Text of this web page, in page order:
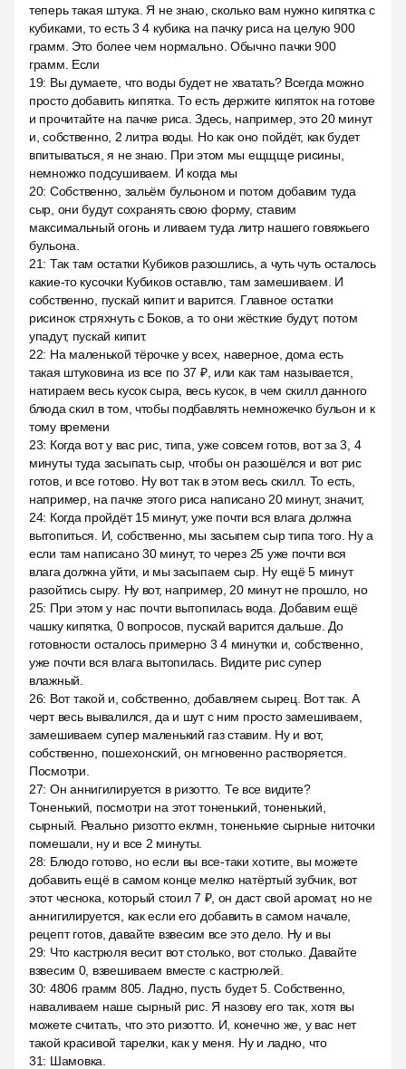
теперь такая штука. Я не знаю, сколько вам нужно кипятка с
кубиками, то есть 3 4 кубика на пачку риса на целую 900
грамм. Это более чем нормально. Обычно пачки 900
грамм. Если
19: Вы думаете, что воды будет не хватать? Всегда можно
просто добавить кипятка. То есть держите кипяток на готове
и прочитайте на пачке риса. Здесь, например, это 20 минут
и, собственно, 2 литра воды. Но как оно пойдёт, как будет
впитываться, я не знаю. При этом мы ещщще рисины,
немножко подсушиваем. И когда мы
20: Собственно, зальём бульоном и потом добавим туда
сыр, они будут сохранять свою форму, ставим
максимальный огонь и ливаем туда литр нашего говяжьего
бульона.
21: Так там остатки Кубиков разошлись, а чуть чуть осталось
какие-то кусочки Кубиков оставлю, там замешиваем. И
собственно, пускай кипит и варится. Главное остатки
рисинок стряхнуть с Боков, а то они жёсткие будут, потом
упадут, пускай кипит.
22: На маленькой тёрочке у всех, наверное, дома есть
такая штуковина из все по 37 ₽, или как там называется,
натираем весь кусок сыра, весь кусок, в чем скилл данного
блюда скил в том, чтобы подбавлять немножечко бульон и к
тому времени
23: Когда вот у вас рис, типа, уже совсем готов, вот за 3, 4
минуты туда засыпать сыр, чтобы он разошёлся и вот рис
готов, и все готово. Ну вот так в этом весь скилл. То есть,
например, на пачке этого риса написано 20 минут, значит,
24: Когда пройдёт 15 минут, уже почти вся влага должна
вытопиться. И, собственно, мы засыпем сыр типа того. Ну а
если там написано 30 минут, то через 25 уже почти вся
влага должна уйти, и мы засыпаем сыр. Ну ещё 5 минут
разойтись сыру. Ну вот, например, 20 минут не прошло, но
25: При этом у нас почти вытопилась вода. Добавим ещё
чашку кипятка, 0 вопросов, пускай варится дальше. До
готовности осталось примерно 3 4 минутки и, собственно,
уже почти вся влага вытопилась. Видите рис супер
влажный.
26: Вот такой и, собственно, добавляем сырец. Вот так. А
черт весь вывалился, да и шут с ним просто замешиваем,
замешиваем супер маленький газ ставим. Ну и вот,
собственно, пошехонский, он мгновенно растворяется.
Посмотри.
27: Он аннигилируется в ризотто. Те все видите?
Тоненький, посмотри на этот тоненький, тоненький,
сырный. Реально ризотто еклмн, тоненькие сырные ниточки
помешали, ну и все 2 минуты.
28: Блюдо готово, но если вы все-таки хотите, вы можете
добавить ещё в самом конце мелко натёртый зубчик, вот
этот чеснока, который стоил 7 ₽, он даст свой аромат, но не
аннигилируется, как если его добавить в самом начале,
рецепт готов, давайте взвесим все это дело. Ну и вы
29: Что кастрюля весит вот столько, вот столько. Давайте
взвесим 0, взвешиваем вместе с кастрюлей.
30: 4806 грамм 805. Ладно, пусть будет 5. Собственно,
наваливаем наше сырный рис. Я назову его так, хотя вы
можете считать, что это ризотто. И, конечно же, у вас нет
такой красивой тарелки, как у меня. Ну и ладно, что
31: Шамовка.